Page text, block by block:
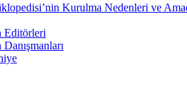
Kurulma Nedenleri ve
Editörleri